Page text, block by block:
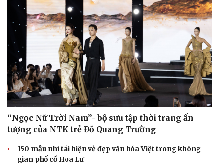
Văn hóa
Sân khấu - Điện ảnh
Văn học
Di sản
Giải trí
Nghệ sĩ
Thời trang
Sao Việt
“Ngọc Nữ Trời Nam”- bộ sưu tập thời trang ấn
tượng của NTK trẻ Đỗ Quang Trường
150 mẫu nhí tái hiện vẻ đẹp văn hóa Việt trong không
gian phố cổ Hoa Lư